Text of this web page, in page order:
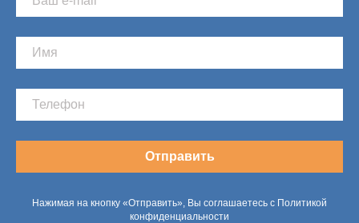
Отправить
Нажимая на кнопку «Отправить», Вы соглашаетесь с Политикой
конфиденциальности